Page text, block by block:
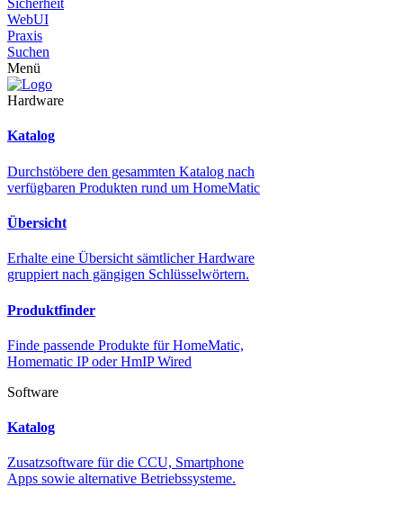
Sicherheit
WebUI
Praxis
Suchen
Menü
Hardware
Katalog
Durchstöbere den gesammten Katalog nach
verfügbaren Produkten rund um HomeMatic
Übersicht
Erhalte eine Übersicht sämtlicher Hardware
gruppiert nach gängigen Schlüsselwörtern.
Produktfinder
Finde passende Produkte für HomeMatic,
Homematic IP oder HmIP Wired
Software
Katalog
Zusatzsoftware für die CCU, Smartphone
Apps sowie alternative Betriebssysteme.